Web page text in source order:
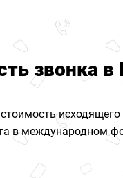
звонка в
в международном